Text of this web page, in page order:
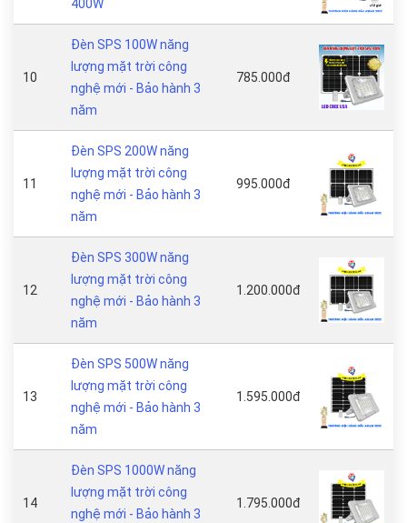
400W
10
Đèn SPS 100W năng
lượng mặt trời công
nghệ mới - Bảo hành 3
năm
785.000đ
11
Đèn SPS 200W năng
lượng mặt trời công
nghệ mới - Bảo hành 3
năm
995.000đ
12
Đèn SPS 300W năng
lượng mặt trời công
nghệ mới - Bảo hành 3
năm
1.200.000đ
13
Đèn SPS 500W năng
lượng mặt trời công
nghệ mới - Bảo hành 3
năm
1.595.000đ
14
Đèn SPS 1000W năng
lượng mặt trời công
nghệ mới - Bảo hành 3
1.795.000đ